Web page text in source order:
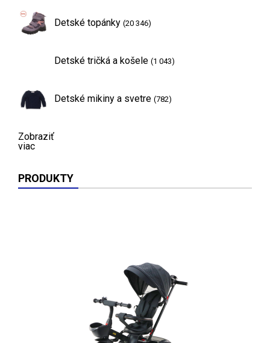
Detské topánky (20 346)
Detské tričká a košele (1 043)
Detské mikiny a svetre (782)
Zobraziť
viac
PRODUKTY